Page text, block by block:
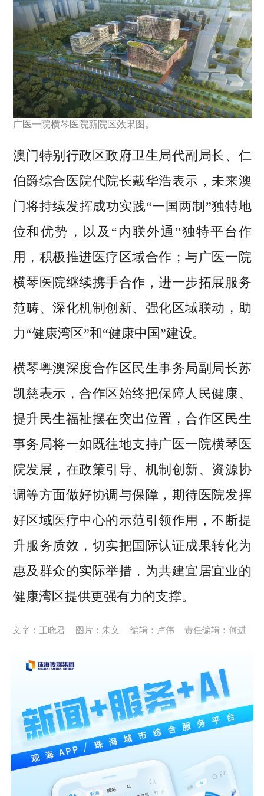
广医一院横琴医院新院区效果图。
澳门特别行政区政府卫生局代副局长、仁
伯爵综合医院代院长戴华浩表示，未来澳
门将持续发挥成功实践“一国两制”独特地
位和优势，以及“内联外通”独特平台作
用，积极推进医疗区域合作；与广医一院
横琴医院继续携手合作，进一步拓展服务
范畴、深化机制创新、强化区域联动，助
力“健康湾区”和“健康中国”建设。
横琴粤澳深度合作区民生事务局副局长苏
凯慈表示，合作区始终把保障人民健康、
提升民生福祉摆在突出位置，合作区民生
事务局将一如既往地支持广医一院横琴医
院发展，在政策引导、机制创新、资源协
调等方面做好协调与保障，期待医院发挥
好区域医疗中心的示范引领作用，不断提
升服务质效，切实把国际认证成果转化为
惠及群众的实际举措，为共建宜居宜业的
健康湾区提供更强有力的支撑。
文字：王晓君 图片：朱文 编辑：卢伟 责任编辑：何进